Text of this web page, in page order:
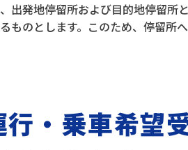
出発地停留所および目的地停留所
ものとします。このため、停留所
・乗車希望